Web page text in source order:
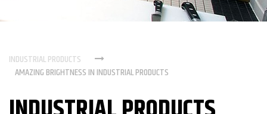
INDUSTRIAL PRODUCTS
AMAZING BRIGHTNESS IN INDUSTRIAL PRODUCTS